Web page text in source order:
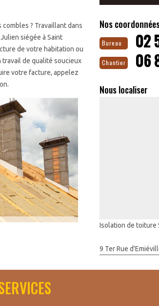
? Travaillant dans
siégée à Saint
de votre habitation ou
de qualité soucieux
votre facture, appelez
de noter que l'isolation
Dans le cas des
cellulose, la laine de
Nos
Bureau 02
Chantier 06
Nous localiser
Isolation de toiture
9 Ter Rue